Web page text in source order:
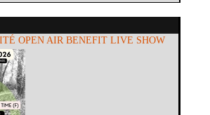
OPEN AIR BENEFIT LIVE SHOW